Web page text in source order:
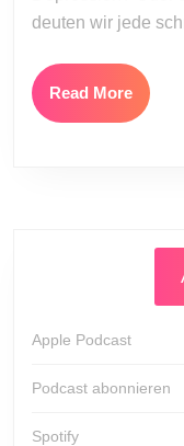
deuten wir jede
Read MoreRead
More
Apple Podcast
Podcast abonnieren
Spotify